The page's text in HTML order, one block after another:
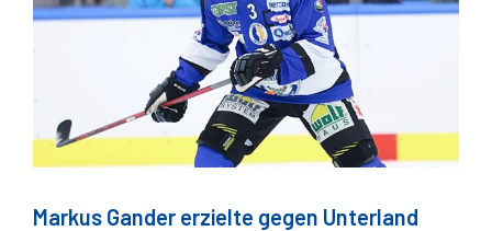
Markus Gander erzielte gegen Unterland